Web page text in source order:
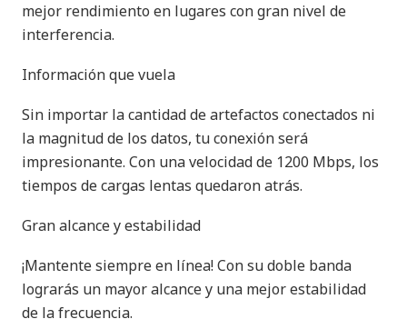
mejor rendimiento en lugares con gran nivel de
interferencia.
Información que vuela
Sin importar la cantidad de artefactos conectados ni
la magnitud de los datos, tu conexión será
impresionante. Con una velocidad de 1200 Mbps, los
tiempos de cargas lentas quedaron atrás.
Gran alcance y estabilidad
¡Mantente siempre en línea! Con su doble banda
lograrás un mayor alcance y una mejor estabilidad
de la frecuencia.